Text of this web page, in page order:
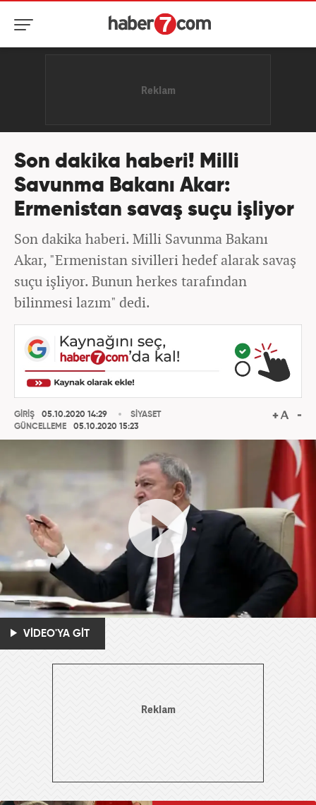
Son dakika haberi! Milli
Savunma Bakanı Akar:
Ermenistan savaş suçu işliyor
Son dakika haberi. Milli Savunma Bakanı
Akar, "Ermenistan sivilleri hedef alarak savaş
suçu işliyor. Bunun herkes tarafından
bilinmesi lazım" dedi.
GİRİŞ
05.10.2020 14:29
GÜNCELLEME
05.10.2020 15:23
SİYASET
VİDEO'YA GİT